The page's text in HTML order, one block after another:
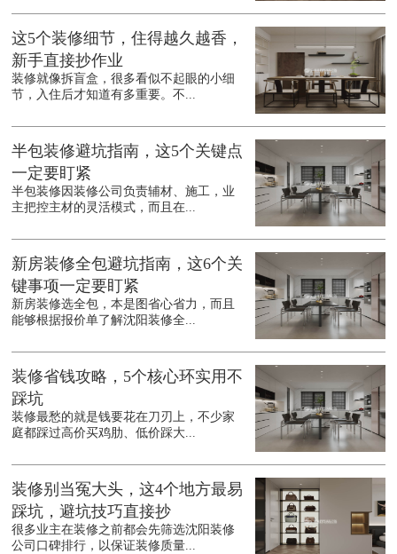
这5个装修细节，住得越久越香，
新手直接抄作业
装修就像拆盲盒，很多看似不起眼的小细
节，入住后才知道有多重要。不...
半包装修避坑指南，这5个关键点
一定要盯紧
半包装修因装修公司负责辅材、施工，业
主把控主材的灵活模式，而且在...
新房装修全包避坑指南，这6个关
键事项一定要盯紧
新房装修选全包，本是图省心省力，而且
能够根据报价单了解沈阳装修全...
装修省钱攻略，5个核心环实用不
踩坑
装修最愁的就是钱要花在刀刃上，不少家
庭都踩过高价买鸡肋、低价踩大...
装修别当冤大头，这4个地方最易
踩坑，避坑技巧直接抄
很多业主在装修之前都会先筛选沈阳装修
公司口碑排行，以保证装修质量...